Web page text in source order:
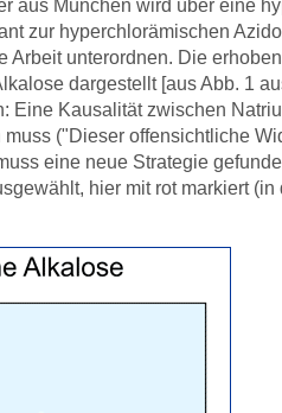
aus München wird über eine
zur hyperchlorämischen
Arbeit unterordnen. Die
dargestellt [aus Abb. 1
Eine Kausalität zwischen
("Dieser offensichtliche
eine neue Strategie
hier mit rot markiert (in